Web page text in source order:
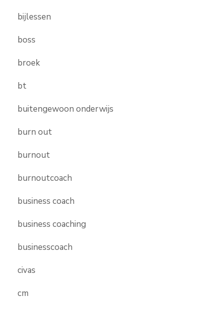
bijlessen
boss
broek
bt
buitengewoon onderwijs
burn out
burnout
burnoutcoach
business coach
business coaching
businesscoach
civas
cm